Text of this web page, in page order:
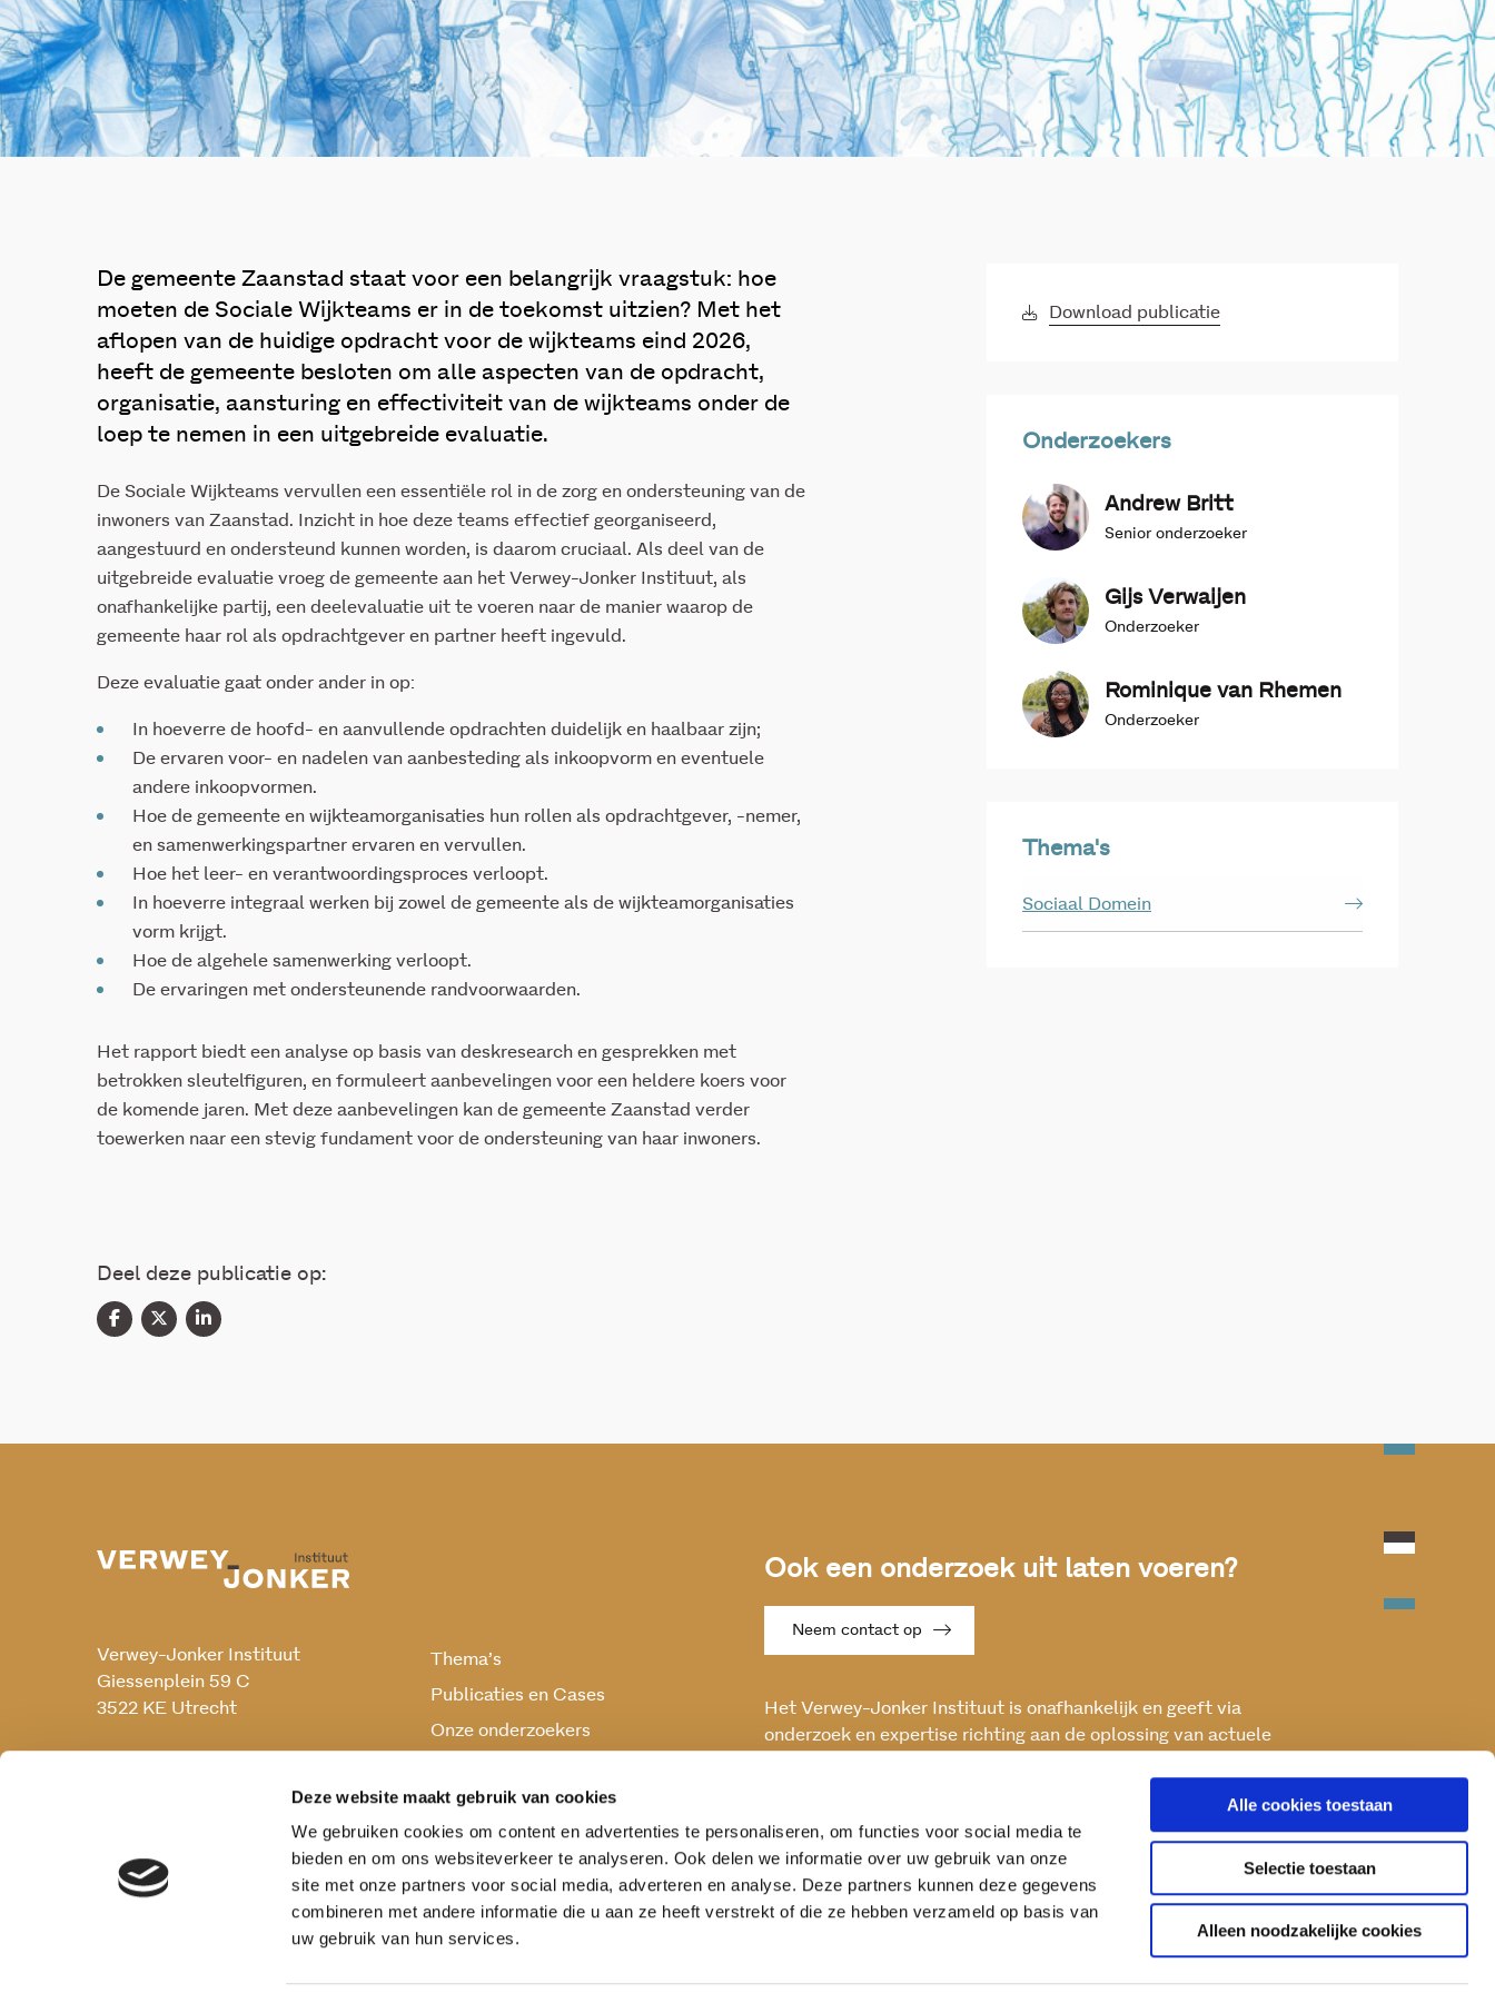
Deze website maakt gebruik van cookies
We gebruiken cookies om content en advertenties te personaliseren, om functies voor social media te
bieden en om ons websiteverkeer te analyseren. Ook delen we informatie over uw gebruik van onze
site met onze partners voor social media, adverteren en analyse. Deze partners kunnen deze gegevens
combineren met andere informatie die u aan ze heeft verstrekt of die ze hebben verzameld op basis van
uw gebruik van hun services.
Alle cookies toestaan
Selectie toestaan
Alleen noodzakelijke cookies
De gemeente Zaanstad staat voor een belangrijk vraagstuk: hoe
moeten de Sociale Wijkteams er in de toekomst uitzien? Met het
aflopen van de huidige opdracht voor de wijkteams eind 2026,
heeft de gemeente besloten om alle aspecten van de opdracht,
organisatie, aansturing en effectiviteit van de wijkteams onder de
loep te nemen in een uitgebreide evaluatie.
De Sociale Wijkteams vervullen een essentiële rol in de zorg en ondersteuning van de
inwoners van Zaanstad. Inzicht in hoe deze teams effectief georganiseerd,
aangestuurd en ondersteund kunnen worden, is daarom cruciaal. Als deel van de
uitgebreide evaluatie vroeg de gemeente aan het Verwey-Jonker Instituut, als
onafhankelijke partij, een deelevaluatie uit te voeren naar de manier waarop de
gemeente haar rol als opdrachtgever en partner heeft ingevuld.
Deze evaluatie gaat onder ander in op:
In hoeverre de hoofd- en aanvullende opdrachten duidelijk en haalbaar zijn;
De ervaren voor- en nadelen van aanbesteding als inkoopvorm en eventuele
andere inkoopvormen.
Hoe de gemeente en wijkteamorganisaties hun rollen als opdrachtgever, -nemer,
en samenwerkingspartner ervaren en vervullen.
Hoe het leer- en verantwoordingsproces verloopt.
In hoeverre integraal werken bij zowel de gemeente als de wijkteamorganisaties
vorm krijgt.
Hoe de algehele samenwerking verloopt.
De ervaringen met ondersteunende randvoorwaarden.
Het rapport biedt een analyse op basis van deskresearch en gesprekken met
betrokken sleutelfiguren, en formuleert aanbevelingen voor een heldere koers voor
de komende jaren. Met deze aanbevelingen kan de gemeente Zaanstad verder
toewerken naar een stevig fundament voor de ondersteuning van haar inwoners.
Download publicatie
Onderzoekers
Andrew Britt
Senior onderzoeker
Gijs Verwaijen
Onderzoeker
Rominique van Rhemen
Onderzoeker
Thema's
Sociaal Domein
Deel deze publicatie op:
Verwey-Jonker Instituut
Giessenplein 59 C
3522 KE Utrecht
Thema’s
Publicaties en Cases
Onze onderzoekers
Ook een onderzoek uit laten voeren?
Neem contact op
Het Verwey-Jonker Instituut is onafhankelijk en geeft via
onderzoek en expertise richting aan de oplossing van actuele